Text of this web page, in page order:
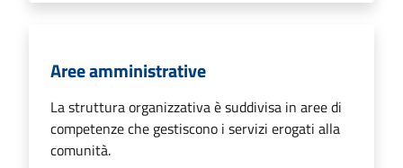
Aree amministrative
La struttura organizzativa è suddivisa in aree di
competenze che gestiscono i servizi erogati alla
comunità.